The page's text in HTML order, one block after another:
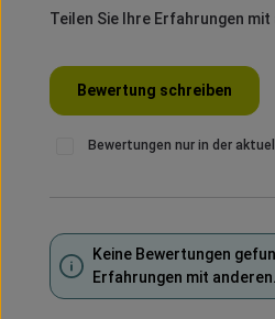
Teilen Sie Ihre Erfahrungen mit
Bewertung schreiben
Bewertungen nur in der
Keine Bewertungen
Erfahrungen mit anderen.